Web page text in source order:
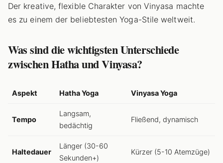
Der kreative, flexible Charakter von Vinyasa machte
es zu einem der beliebtesten Yoga-Stile weltweit.
Was sind die wichtigsten Unterschiede
zwischen Hatha und Vinyasa?
Aspekt Hatha Yoga Vinyasa Yoga
Tempo
Langsam,
bedächtig
Fließend, dynamisch
Haltedauer
Länger (30-60
Sekunden+)
Kürzer (5-10 Atemzüge)